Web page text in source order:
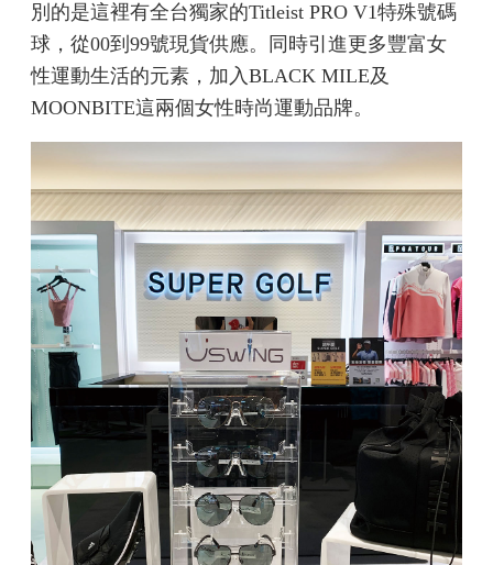
別的是這裡有全台獨家的Titleist PRO V1特殊號碼
球，從00到99號現貨供應。同時引進更多豐富女
性運動生活的元素，加入BLACK MILE及
MOONBITE這兩個女性時尚運動品牌。